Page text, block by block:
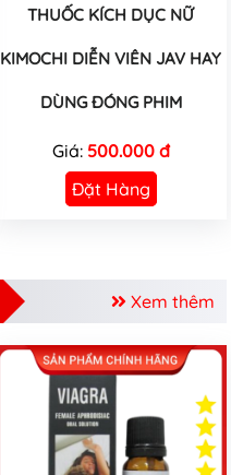
THUỐC KÍCH DỤC NỮ
KIMOCHI DIỄN VIÊN JAV HAY
DÙNG ĐÓNG PHIM
Giá: 500.000 đ
Đặt Hàng
Xem thêm